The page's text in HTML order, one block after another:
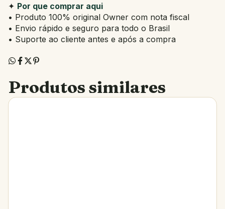
✦ Por que comprar aqui
• Produto 100% original Owner com nota fiscal
• Envio rápido e seguro para todo o Brasil
• Suporte ao cliente antes e após a compra
Produtos similares